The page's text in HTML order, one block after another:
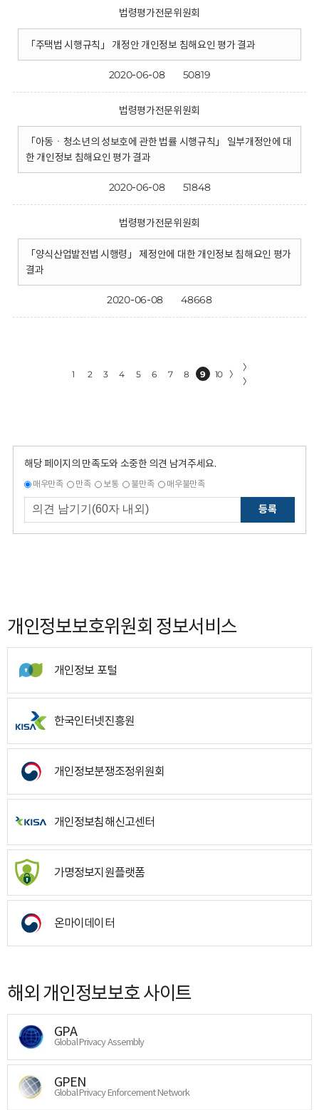
법령평가전문위원회
「주택법 시행규칙」 개정안 개인정보 침해요인 평가 결과
2020-06-08 50819
법령평가전문위원회
「아동ㆍ청소년의 성보호에 관한 법률 시행규칙」 일부개정안에 대
한 개인정보 침해요인 평가 결과
2020-06-08 51848
법령평가전문위원회
「양식산업발전법 시행령」 제정안에 대한 개인정보 침해요인 평가
결과
2020-06-08 48668
1 2 3 4 5 6 7 8 9 10 〉
〉
〉
해당 페이지의 만족도와 소중한 의견 남겨주세요.
매우만족 만족 보통 불만족 매우불만족
등록
개인정보보호위원회 정보서비스
개인정보 포털
한국인터넷진흥원
개인정보분쟁조정위원회
개인정보침해신고센터
가명정보지원플랫폼
온마이데이터
해외 개인정보보호 사이트
GPA
Global Privacy Assembly
GPEN
Global Privacy Enforcement Network